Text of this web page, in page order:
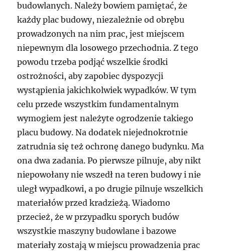
budowlanych. Należy bowiem pamiętać, że
każdy plac budowy, niezależnie od obrębu
prowadzonych na nim prac, jest miejscem
niepewnym dla losowego przechodnia. Z tego
powodu trzeba podjąć wszelkie środki
ostrożności, aby zapobiec dyspozycji
wystąpienia jakichkolwiek wypadków. W tym
celu przede wszystkim fundamentalnym
wymogiem jest należyte ogrodzenie takiego
placu budowy. Na dodatek niejednokrotnie
zatrudnia się też ochronę danego budynku. Ma
ona dwa zadania. Po pierwsze pilnuje, aby nikt
niepowołany nie wszedł na teren budowy i nie
uległ wypadkowi, a po drugie pilnuje wszelkich
materiałów przed kradzieżą. Wiadomo
przecież, że w przypadku sporych budów
wszystkie maszyny budowlane i bazowe
materiały zostają w miejscu prowadzenia prac